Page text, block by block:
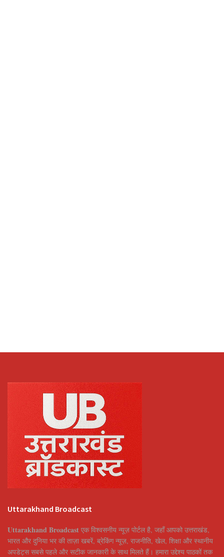
Uttarakhand Broadcast
Uttarakhand Broadcast एक विश्वसनीय न्यूज़ पोर्टल है, जहाँ आपको उत्तराखंड,
भारत और दुनिया भर की ताज़ा खबरें, ब्रेकिंग न्यूज़, राजनीति, खेल, शिक्षा और स्थानीय
अपडेट्स सबसे पहले और सटीक जानकारी के साथ मिलते हैं। हमारा उद्देश्य पाठकों तक